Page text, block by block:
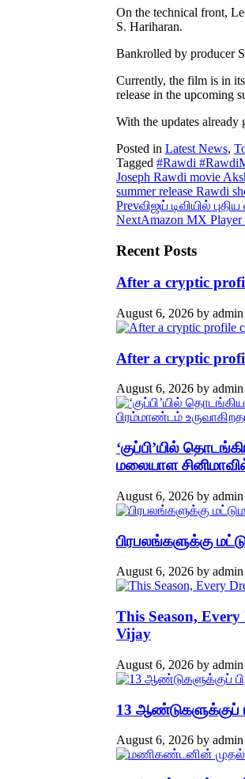
On the technical front,
S. Hariharan.
Bankrolled by producer
Currently, the film is in
release in the upcoming
With the updates already
Posted in Latest News,
Tagged #Rawdi
Joseph Rawdi movie
summer release Rawdi
Prevவிஜய் டிவியில்
NextAmazon MX Player
Recent Posts
After a cryptic
August 6, 2026 by admin
After a cryptic
August 6, 2026 by admin
‘குப்பி’யில்
மலையாள
August 6, 2026 by admin
பிரபலங்களுக்கு
August 6, 2026 by admin
This Season,
Vijay
August 6, 2026 by admin
13 ஆண்டுகளுக்குப்
August 6, 2026 by admin